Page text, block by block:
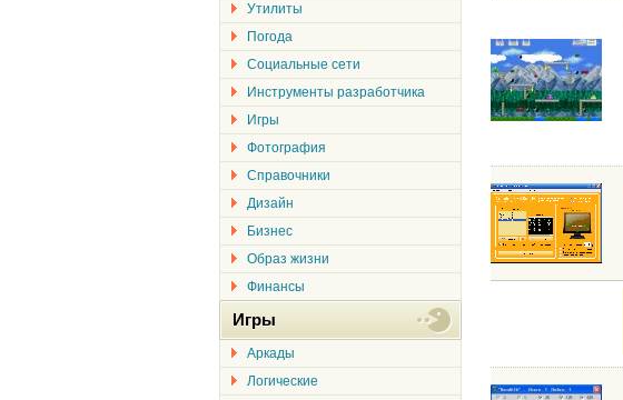
Утилиты
Погода
Социальные сети
Инструменты разработчика
Игры
Фотография
Справочники
Дизайн
Бизнес
Образ жизни
Финансы
Игры
Аркады
Логические